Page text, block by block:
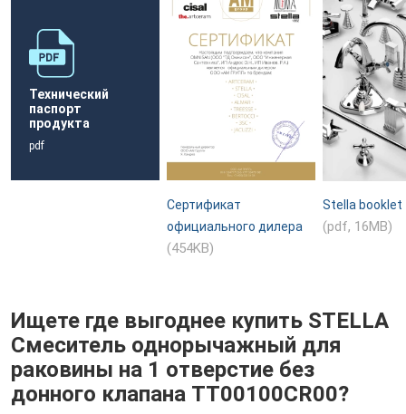
Технический
паспорт
продукта
pdf
Сертификат
официального дилера
(454KB)
Stella booklet
(pdf, 16MB)
Ищете где выгоднее купить STELLA
Смеситель однорычажный для
раковины на 1 отверстие без
донного клапана TT00100CR00?